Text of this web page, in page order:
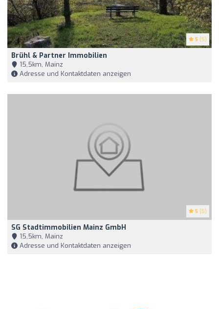
5 (5)
Brühl & Partner Immobilien
15,5km, Mainz
Adresse und Kontaktdaten anzeigen
5 (5)
SG Stadtimmobilien Mainz GmbH
15,5km, Mainz
Adresse und Kontaktdaten anzeigen